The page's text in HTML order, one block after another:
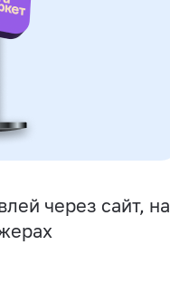
через сайт, на